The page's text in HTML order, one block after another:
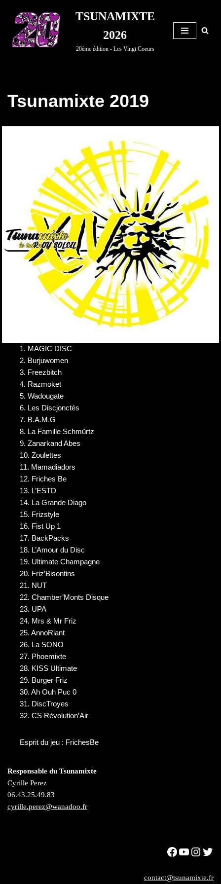
Aller
au
contenu
TSUNAMIXTE
2026
20ème édition - Les Vingt Coeurs
Tsunamixte 2019
1. MAGIC DISC
2. Burjuwomen
3. Freezbitch
4. Razmoket
5. Wadougate
6. Les Discjonctés
7. B.A.M.G
8. La Famille Schmürtz
9. Zanarkand Abes
10. Zoulettes
11. Mamadiadors
12. Friches Be
13. L’ESTD
14. La Grande Diago
15. Frizstyle
16. Fist Up 1
17. BackPacks
18. L’Amour du Disc
19. Ultimate Champagne
20. Friz’Bisontins
21. NUT
22. Chamber’Monts Disque
23. UPA
24. Mrs & Mr Friz
25. AnnoRiant
26. La SONO
27. Phoemixte
28. KISS Ultimate
29. Burger Friz
30. Ah Ouh Puc 0
31. DiscTroyes
32. CS Révolution’Air
Esprit du jeu : FrichesBe
Responsable du Tsunamixte
Cyrille Perez
06.43.25.49.83
cyrille.perez@wanadoo.fr
contact@tsunamixte.fr